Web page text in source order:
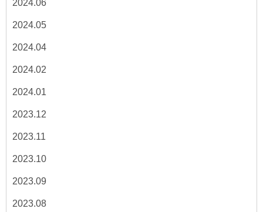
2024.06
2024.05
2024.04
2024.02
2024.01
2023.12
2023.11
2023.10
2023.09
2023.08